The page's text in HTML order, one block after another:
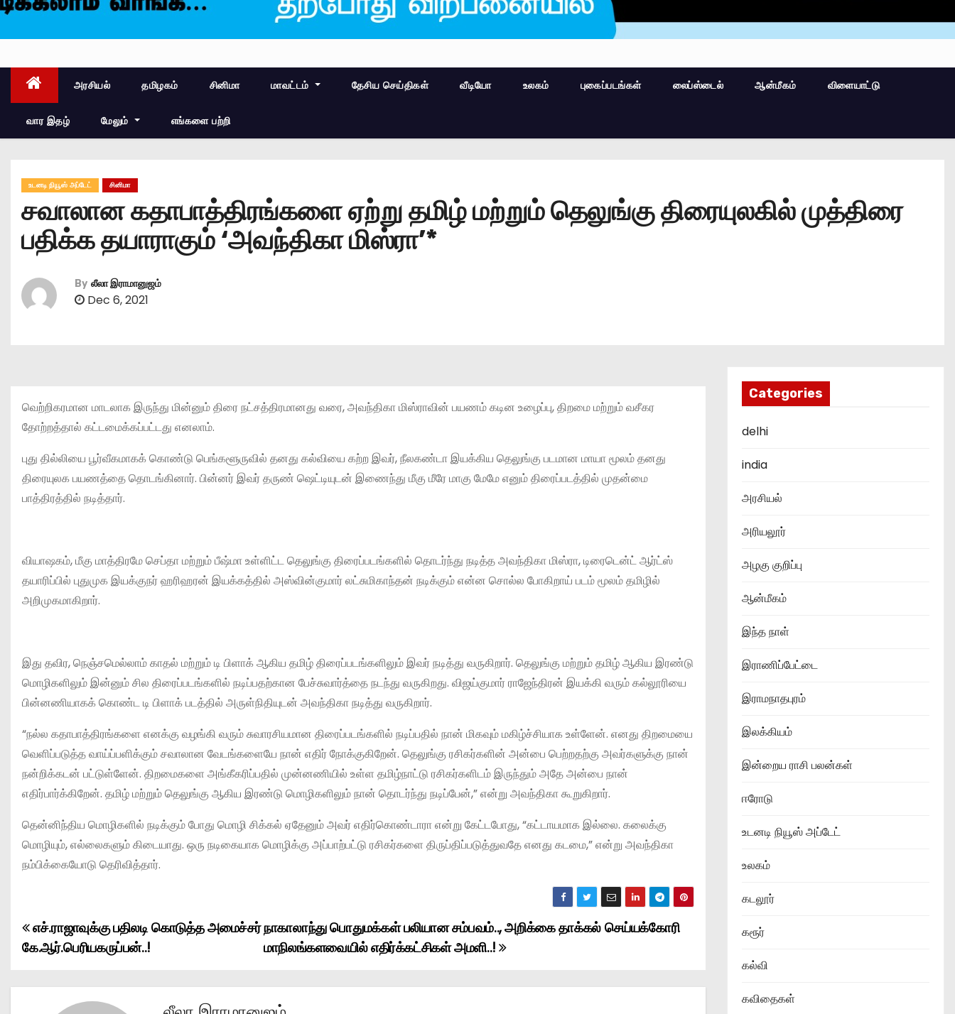
அரசியல் தமிழகம் சினிமா மாவட்டம் தேசிய செய்திகள் வீடியோ உலகம் புகைப்படங்கள் லைப்ஸ்டைல் ஆன்மீகம் விளையாட்டு
வார இதழ் மேலும் எங்களை பற்றி
உடனடி நியூஸ் அப்டேட் சினிமா
சவாலான கதாபாத்திரங்களை ஏற்று தமிழ் மற்றும் தெலுங்கு திரையுலகில் முத்திரை
பதிக்க தயாராகும் ‘அவந்திகா மிஸ்ரா’*
By லீலா இராமானுஜம்
Dec 6, 2021
வெற்றிகரமான மாடலாக இருந்து மின்னும் திரை நட்சத்திரமானது வரை, அவந்திகா மிஸ்ராவின் பயணம் கடின உழைப்பு, திறமை மற்றும் வசீகர
தோற்றத்தால் கட்டமைக்கப்பட்டது எனலாம்.
புது தில்லியை பூர்வீகமாகக் கொண்டு பெங்களூருவில் தனது கல்வியை கற்ற இவர், நீலகண்டா இயக்கிய தெலுங்கு படமான மாயா மூலம் தனது
திரையுலக பயணத்தை தொடங்கினார். பின்னர் இவர் தருண் ஷெட்டியுடன் இணைந்து மீகு மீரே மாகு மேமே எனும் திரைப்படத்தில் முதன்மை
பாத்திரத்தில் நடித்தார்.
வியாஷகம், மீகு மாத்திரமே செப்தா மற்றும் பீஷ்மா உள்ளிட்ட தெலுங்கு திரைப்படங்களில் தொடர்ந்து நடித்த அவந்திகா மிஸ்ரா, டிரைடென்ட் ஆர்ட்ஸ்
தயாரிப்பில் புதுமுக இயக்குநர் ஹரிஹரன் இயக்கத்தில் அஸ்வின்குமார் லட்சுமிகாந்தன் நடிக்கும் என்ன சொல்ல போகிறாய் படம் மூலம் தமிழில்
அறிமுகமாகிறார்.
இது தவிர, நெஞ்சமெல்லாம் காதல் மற்றும் டி பிளாக் ஆகிய தமிழ் திரைப்படங்களிலும் இவர் நடித்து வருகிறார். தெலுங்கு மற்றும் தமிழ் ஆகிய இரண்டு
மொழிகளிலும் இன்னும் சில திரைப்படங்களில் நடிப்பதற்கான பேச்சுவார்த்தை நடந்து வருகிறது. விஜய்குமார் ராஜேந்திரன் இயக்கி வரும் கல்லூரியை
பின்னணியாகக் கொண்ட டி பிளாக் படத்தில் அருள்நிதியுடன் அவந்திகா நடித்து வருகிறார்.
“நல்ல கதாபாத்திரங்களை எனக்கு வழங்கி வரும் சுவாரசியமான திரைப்படங்களில் நடிப்பதில் நான் மிகவும் மகிழ்ச்சியாக உள்ளேன். எனது திறமையை
வெளிப்படுத்த வாய்ப்பளிக்கும் சவாலான வேடங்களையே நான் எதிர் நோக்குகிறேன். தெலுங்கு ரசிகர்களின் அன்பை பெற்றதற்கு அவர்களுக்கு நான்
நன்றிக்கடன் பட்டுள்ளேன். திறமைகளை அங்கீகரிப்பதில் முன்னணியில் உள்ள தமிழ்நாட்டு ரசிகர்களிடம் இருந்தும் அதே அன்பை நான்
எதிர்பார்க்கிறேன். தமிழ் மற்றும் தெலுங்கு ஆகிய இரண்டு மொழிகளிலும் நான் தொடர்ந்து நடிப்பேன்,” என்று அவந்திகா கூறுகிறார்.
தென்னிந்திய மொழிகளில் நடிக்கும் போது மொழி சிக்கல் ஏதேனும் அவர் எதிர்கொண்டாரா என்று கேட்டபோது, “கட்டாயமாக இல்லை. கலைக்கு
மொழியும், எல்லைகளும் கிடையாது. ஒரு நடிகையாக மொழிக்கு அப்பாற்பட்டு ரசிகர்களை திருப்திப்படுத்துவதே எனது கடமை,” என்று அவந்திகா
நம்பிக்கையோடு தெரிவித்தார்.
P
s
நாகாலாந்து பொதுமக்கள் பலியான சம்பவம்.., அறிக்கை தாக்கல் செய்யக்கோரி
மாநிலங்களவையில் எதிர்க்கட்சிகள் அமளி..!
எச்.ராஜாவுக்கு பதிலடி கொடுத்த அமைச்சர்
கே.ஆர்.பெரியகருப்பன்..!
Categories
delhi
india
அரசியல்
அரியலூர்
அழகு குறிப்பு
ஆன்மீகம்
இந்த நாள்
இராணிப்பேட்டை
இராமநாதபுரம்
இலக்கியம்
இன்றைய ராசி பலன்கள்
ஈரோடு
உடனடி நியூஸ் அப்டேட்
உலகம்
கடலூர்
கரூர்
கல்வி
கவிதைகள்